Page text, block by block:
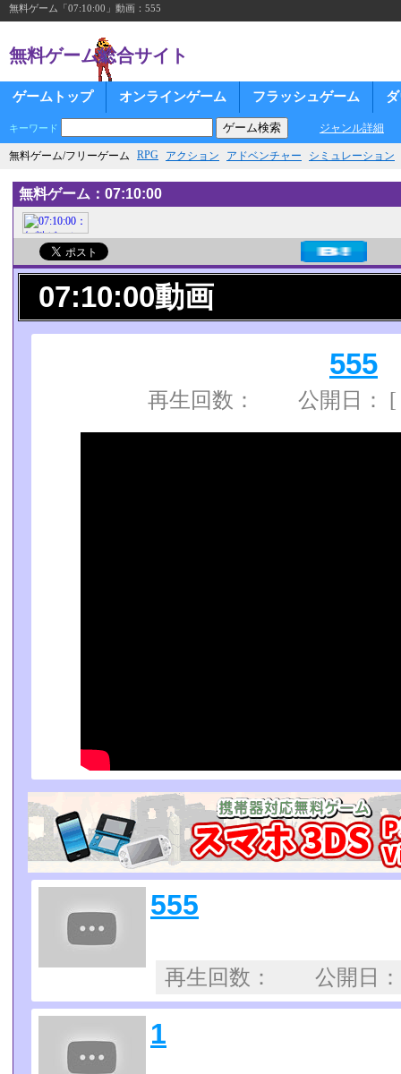
無料ゲーム「07:10:00」動画：555
無料ゲーム総合サイト
ゲームトップ オンラインゲーム フラッシュゲーム
キーワード ジャンル詳細
無料ゲーム/フリーゲーム RPG アクション アドベンチャー シミュレーション
無料ゲーム：07:10:00
07:10:00動画
555
再生回数： 公開日： [
555
再生回数： 公開
1